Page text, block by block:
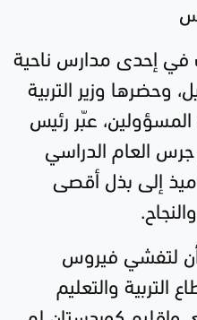
في إحدى مدارس ناحية
وحضرها وزير التربية
عبّر رئيس
العام الدراسي
إلى بذل أقصى
أن لتفشي فيروس
التربية والتعليم